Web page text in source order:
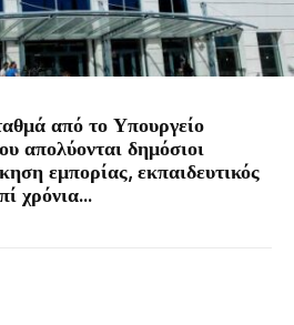
από το Υπουργείο
απολύονται δημόσιοι
εμπορίας, εκπαιδευτικός
χρόνια...